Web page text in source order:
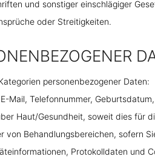
und sonstiger einschlägiger
oder Streitigkeiten.
personenbezogener Daten:
Telefonnummer,
Gesundheit, soweit dies für
Behandlungsbereichen, sofern
Protokolldaten und